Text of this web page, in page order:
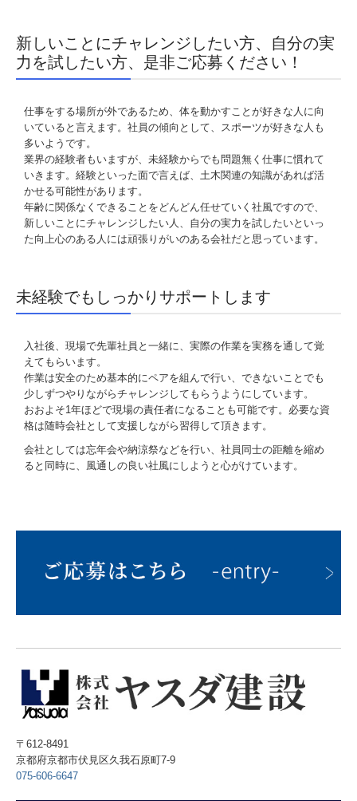
新しいことにチャレンジしたい方、自分の実
力を試したい方、是非ご応募ください！
仕事をする場所が外であるため、体を動かすことが好きな人に向
いていると言えます。 社員の傾向として、スポーツが好きな人も
多いようです。
業界の経験者もいますが、未経験からでも問題無く仕事に慣れて
いきます。経験といった面で言えば、土木関連の知識があれば活
かせる可能性があります。
年齢に関係なくできることをどんどん任せていく社風ですので、
新しいことにチャレンジしたい人、自分の実力を試したいといっ
た向上心のある人には頑張りがいのある会社だと思っています。
未経験でもしっかりサポートします
入社後、現場で先輩社員と一緒に、実際の作業を実務を通して覚
えてもらいます。
作業は安全のため基本的にペアを組んで行い、できないことでも
少しずつやりながらチャレンジしてもらうようにしています。
おおよそ1年ほどで現場の責任者になることも可能です。必要な資
格は随時会社として支援しながら習得して頂きます。
会社としては忘年会や納涼祭などを行い、社員同士の距離を縮め
ると同時に、風通しの良い社風にしようと心がけています。
〒612-8491
京都府京都市伏見区久我石原町7-9
075-606-6647